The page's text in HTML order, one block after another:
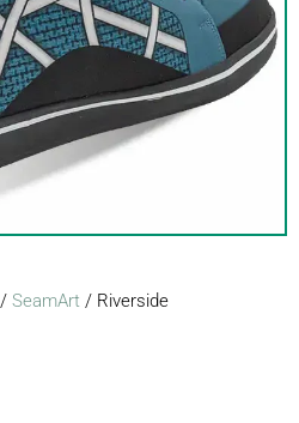
/ SeamArt / Riverside